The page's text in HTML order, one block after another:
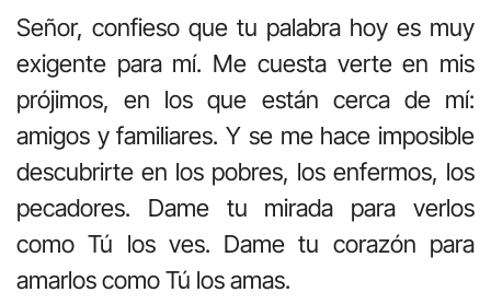
Señor, confieso que tu palabra hoy es muy
exigente para mí. Me cuesta verte en mis
prójimos, en los que están cerca de mí:
amigos y familiares. Y se me hace imposible
descubrirte en los pobres, los enfermos, los
pecadores. Dame tu mirada para verlos
como Tú los ves. Dame tu corazón para
amarlos como Tú los amas.